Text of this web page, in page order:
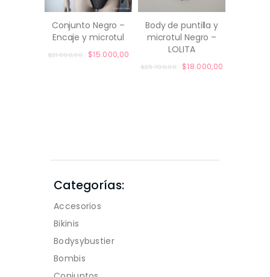
comprar
Conjunto Negro –
Encaje y microtul
$21.000,00
Original
$15.000,00
price
comprar
Body de puntilla y
microtul Negro –
LOLITA
$25.700,00
Original
$18.000,00
Categorías:
Accesorios
Bikinis
Bodysybustier
Bombis